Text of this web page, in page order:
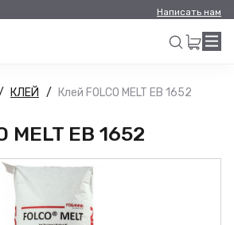
Написать нам
Искать
КЛЕЙ Клей FOLCO MELT EB 1652
MELT EB 1652